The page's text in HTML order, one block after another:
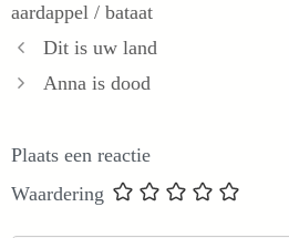
aardappel / bataat
Dit is uw land
Anna is dood
Plaats een reactie
Waardering